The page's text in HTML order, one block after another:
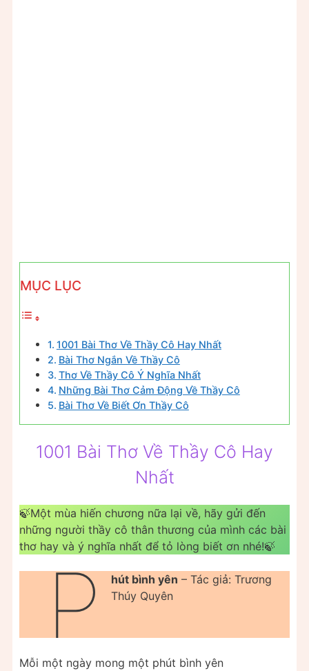
MỤC LỤC
1001 Bài Thơ Về Thầy Cô Hay Nhất
Bài Thơ Ngắn Về Thầy Cô
Thơ Về Thầy Cô Ý Nghĩa Nhất
Những Bài Thơ Cảm Động Về Thầy Cô
Bài Thơ Về Biết Ơn Thầy Cô
1001 Bài Thơ Về Thầy Cô Hay
Nhất
🍃Một mùa hiến chương nữa lại về, hãy gửi đến
những người thầy cô thân thương của mình các bài
thơ hay và ý nghĩa nhất để tỏ lòng biết ơn nhé!🍃
P hút bình yên – Tác giả: Trương
Thúy Quyên
Mỗi một ngày mong một phút bình yên